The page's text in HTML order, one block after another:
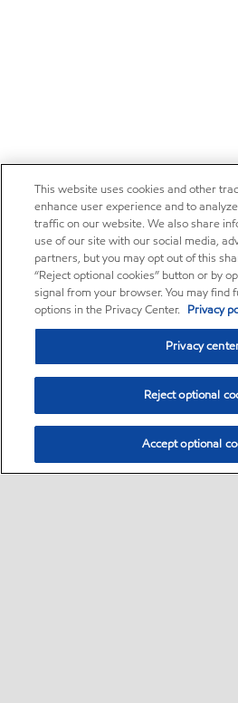
This website uses cookies and other
enhance user experience and to
traffic on our website. We also share
use of our site with our social media,
partners, but you may opt out of this
“Reject optional cookies” button or by
signal from your browser. You may
options in the Privacy Center. Privacy
Privacy
Reject optional
Accept optional